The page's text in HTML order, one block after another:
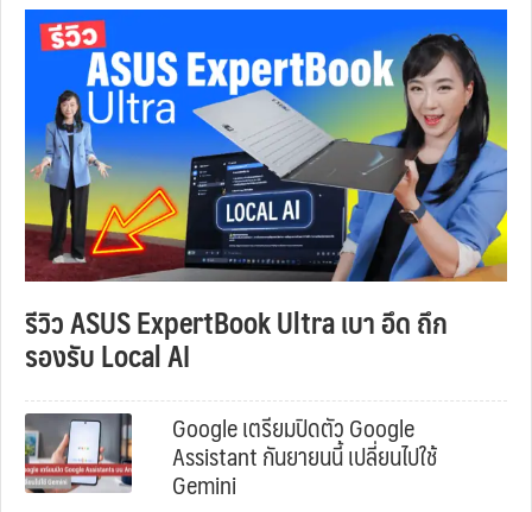
รีวิว ASUS ExpertBook Ultra เบา อึด ถึก
รองรับ Local AI
Google เตรียมปิดตัว Google
Assistant กันยายนนี้ เปลี่ยนไปใช้
Gemini